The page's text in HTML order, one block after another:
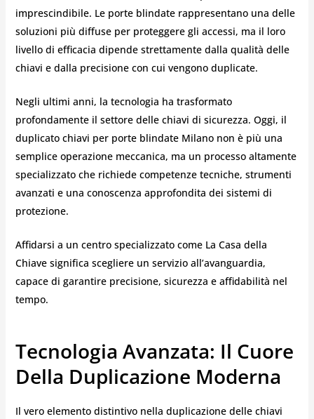
imprescindibile. Le porte blindate rappresentano una delle
soluzioni più diffuse per proteggere gli accessi, ma il loro
livello di efficacia dipende strettamente dalla qualità delle
chiavi e dalla precisione con cui vengono duplicate.
Negli ultimi anni, la tecnologia ha trasformato
profondamente il settore delle chiavi di sicurezza. Oggi, il
duplicato chiavi per porte blindate Milano non è più una
semplice operazione meccanica, ma un processo altamente
specializzato che richiede competenze tecniche, strumenti
avanzati e una conoscenza approfondita dei sistemi di
protezione.
Affidarsi a un centro specializzato come La Casa della
Chiave significa scegliere un servizio all’avanguardia,
capace di garantire precisione, sicurezza e affidabilità nel
tempo.
Tecnologia Avanzata: Il Cuore
Della Duplicazione Moderna
Il vero elemento distintivo nella duplicazione delle chiavi